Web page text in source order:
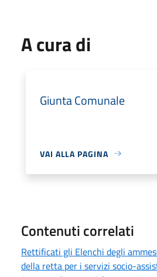
A cura di
Giunta Comunale
VAI ALLA PAGINA
Contenuti correlati
Rettificati gli Elenchi degli
della retta per i servizi socio-